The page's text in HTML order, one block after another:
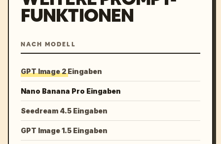
FUNKTIONEN
NACH MODELL
GPT Image 2 Eingaben
Nano Banana Pro Eingaben
Seedream 4.5 Eingaben
GPT Image 1.5 Eingaben